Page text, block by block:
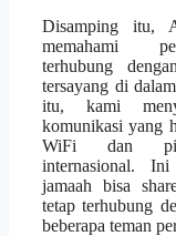
Disamping itu,
memahami
terhubung
tersayang di
itu, kami
komunikasi yang
WiFi dan
internasional.
jamaah bisa
tetap terhubung
beberapa teman